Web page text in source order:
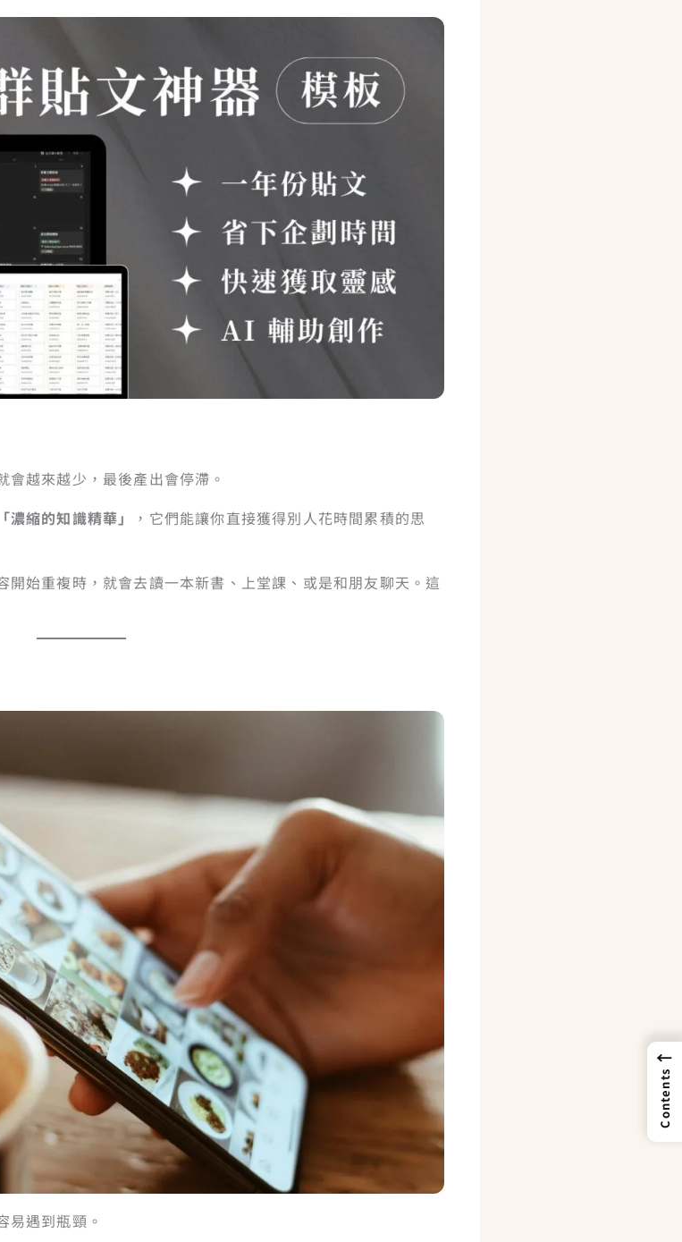
越來越少，最後產出會停滯。
縮的知識精華」
，它們能讓你直接獲得別人花時間累積的思
始重複時，就會去讀一本新書、上堂課、或是和朋友聊天。這
易遇到瓶頸。
←
Contents